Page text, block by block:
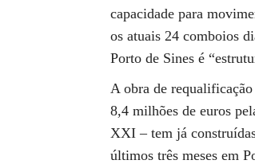
capacidade para
os atuais 24 comboios
Porto de Sines é
A obra de
8,4 milhões de euros
XXI – tem já
últimos três meses em